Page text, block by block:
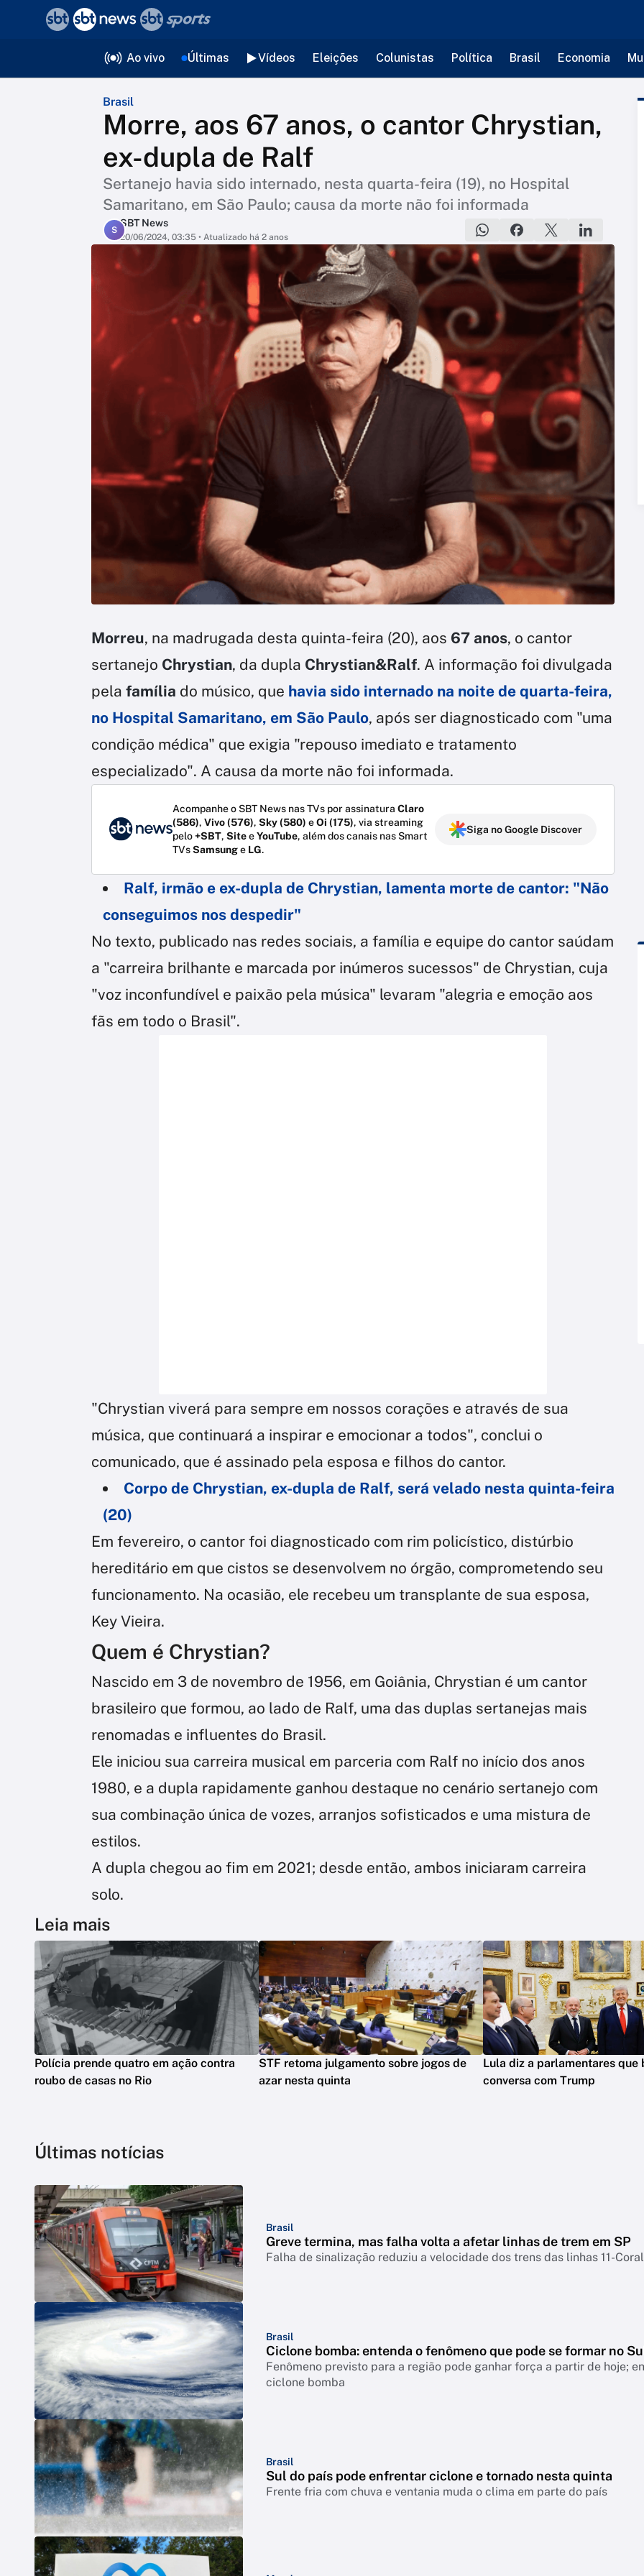
Ao vivo Últimas Vídeos Eleições Colunistas Política Brasil Economia
Brasil
Morre, aos 67 anos, o cantor Chrystian,
ex-dupla de Ralf
Sertanejo havia sido internado, nesta quarta-feira (19), no Hospital
Samaritano, em São Paulo; causa da morte não foi informada
S
SBT News
20/06/2024, 03:35 • Atualizado há 2 anos
Morreu, na madrugada desta quinta-feira (20), aos 67 anos, o cantor
sertanejo Chrystian, da dupla Chrystian&Ralf. A informação foi divulgada
pela família do músico, que havia sido internado na noite de quarta-feira,
no Hospital Samaritano, em São Paulo, após ser diagnosticado com "uma
condição médica" que exigia "repouso imediato e tratamento
especializado". A causa da morte não foi informada.
Acompanhe o SBT News nas TVs por assinatura Claro
(586), Vivo (576), Sky (580) eOi (175), via streaming
pelo+SBT, SiteeYouTube, além dos canais nas Smart
TVsSamsunge LG.
Siga no Google Discover
Ralf, irmão e ex-dupla de Chrystian, lamenta morte de cantor: "Não
conseguimos nos despedir"
No texto, publicado nas redes sociais, a família e equipe do cantor saúdam
a "carreira brilhante e marcada por inúmeros sucessos" de Chrystian, cuja
"voz inconfundível e paixão pela música" levaram "alegria e emoção aos
fãs em todo o Brasil".
"Chrystian viverá para sempre em nossos corações e através de sua
música, que continuará a inspirar e emocionar a todos", conclui o
comunicado, que é assinado pela esposa e filhos do cantor.
Corpo de Chrystian, ex-dupla de Ralf, será velado nesta quinta-feira
(20)
Em fevereiro, o cantor foi diagnosticado com rim policístico, distúrbio
hereditário em que cistos se desenvolvem no órgão, comprometendo seu
funcionamento. Na ocasião, ele recebeu um transplante de sua esposa,
Key Vieira.
Quem é Chrystian?
Nascido em 3 de novembro de 1956, em Goiânia, Chrystian é um cantor
brasileiro que formou, ao lado de Ralf, uma das duplas sertanejas mais
renomadas e influentes do Brasil.
Ele iniciou sua carreira musical em parceria com Ralf no início dos anos
1980, e a dupla rapidamente ganhou destaque no cenário sertanejo com
sua combinação única de vozes, arranjos sofisticados e uma mistura de
estilos.
A dupla chegou ao fim em 2021; desde então, ambos iniciaram carreira
solo.
Leia mais
Polícia prende quatro em ação contra
roubo de casas no Rio
STF retoma julgamento sobre jogos de
azar nesta quinta
Lula diz a parlamentares que
conversa com Trump
Últimas notícias
Brasil
Greve termina, mas falha volta a afetar linhas de trem em SP
Falha de sinalização reduziu a velocidade dos trens das linhas 11-
Brasil
Ciclone bomba: entenda o fenômeno que pode se formar no
Fenômeno previsto para a região pode ganhar força a partir de hoje;
ciclone bomba
Brasil
Sul do país pode enfrentar ciclone e tornado nesta quinta
Frente fria com chuva e ventania muda o clima em parte do país
voltar
Editorias